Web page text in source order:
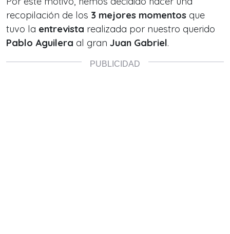
recopilación de los 3 mejores momentos que
tuvo la entrevista realizada por nuestro querido
Pablo Aguilera al gran Juan Gabriel.